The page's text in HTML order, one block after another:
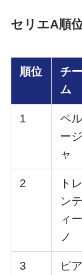
セリエA順
順位
チー
ム
1
ペル
ージ
ャ
2
トレ
ンテ
ィー
ノ
3
ピア